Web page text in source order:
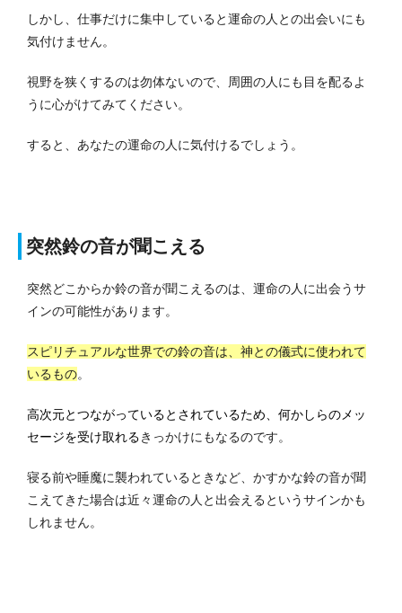
しかし、仕事だけに集中していると運命の人との出会いにも
気付けません。
視野を狭くするのは勿体ないので、周囲の人にも目を配るよ
うに心がけてみてください。
すると、あなたの運命の人に気付けるでしょう。
突然鈴の音が聞こえる
突然どこからか鈴の音が聞こえるのは、運命の人に出会うサ
インの可能性があります。
スピリチュアルな世界での鈴の音は、神との儀式に使われて
いるもの。
高次元とつながっているとされているため、何かしらのメッ
セージを受け取れるきっかけにもなるのです。
寝る前や睡魔に襲われているときなど、かすかな鈴の音が聞
こえてきた場合は近々運命の人と出会えるというサインかも
しれません。